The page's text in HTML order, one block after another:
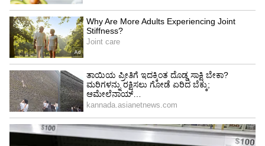
ಏಕೆಂದರೆ ಬೂದಿಪಡಗ ಪ್ರದೇಶ ಚಾಮರಾಜನಗರ ದಿಂದ
ತಮಿಳುನಾಡಿಗೆ ಸಂಪರ್ಕ ಕಲ್ಪಿಸುವ ರಸ್ತೆಯ ಸಮೀಪ
ಬರುವುದರಿಂದ ರಾಜ್ಯದ ವಿವಿಧ ಜಿಲ್ಲೆಗಳ ಜೊತೆಗೆ
ಹೊರರಾಜ್ಯದ ಪ್ರವಾಸಿಗರು ಕೂಡ ವೀಕ್ಷಣೆ ಮಾಡಲೂ
ಅವಕಾಶವಾಗುತ್ತದೆ. ಆ ಮೂಲಕ ಪ್ರವಾಸೋದ್ಯಮ
ಚಟುವಟಿಕೆ ಜೊತೆಗೆ ಸಾಕಾನೆ ಶಿಬಿರದಲ್ಲಿ ಆನೆಗಳ ಚಟುವಟಿಕೆ
ನೋಡಲೂ ಅವಕಾಶ ಕಲ್ಪಿಸಿದಂತಾಗುತ್ತದೆ ಎಂಬ ಪ್ಲ್ಯಾನ್
ಮಾಡಿದೆ.